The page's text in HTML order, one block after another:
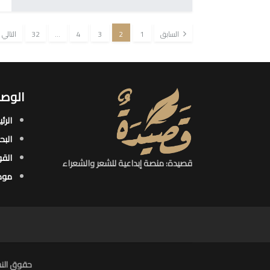
السابق 1
2
3
4
…
32 التالي
قصيدة: منصة إبداعية للشعر والشعراء
حقوق